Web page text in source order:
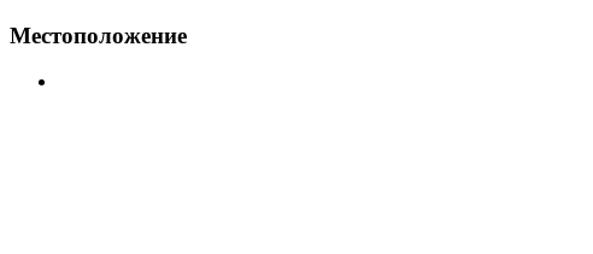
Местоположение